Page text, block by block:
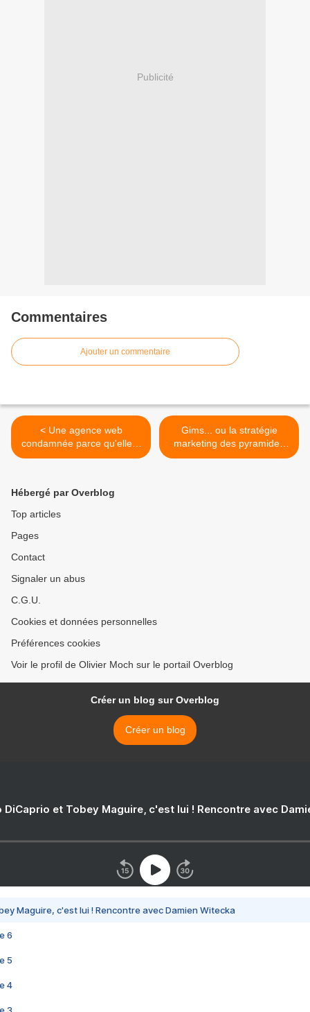
Publicité
Commentaires
Ajouter un commentaire
< Une agence web
condamnée parce qu'elle a
installé Google Analytics sur
Gims... ou la stratégie
marketing des pyramides
électriques ! >
Hébergé par Overblog
Top articles
Pages
Contact
Signaler un abus
C.G.U.
Cookies et données personnelles
Préférences cookies
Voir le profil de Olivier Moch sur le portail Overblog
Créer un blog sur Overblog
Créer un blog
DiCaprio et Tobey Maguire, c'est lui ! Rencontre avec
Maguire, c'est lui ! Rencontre avec Damien Witecka
6
5
4